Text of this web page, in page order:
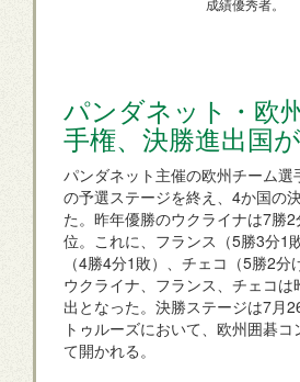
成績優秀者。
パンダネット・欧
手権、決勝進出国
パンダネット主催の欧州チーム選
の予選ステージを終え、4か国の
た。昨年優勝のウクライナは7勝2
位。これに、フランス（5勝3分1
（4勝4分1敗）、チェコ（5勝2分
ウクライナ、フランス、チェコは
出となった。決勝ステージは7月
トゥルーズにおいて、欧州囲碁
て開かれる。